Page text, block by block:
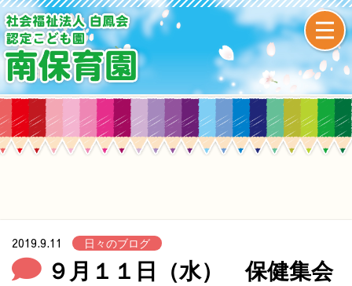
2019.9.11 日々のブログ
９月１１日（水） 保健集会